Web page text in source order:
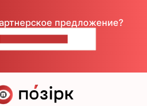
предложение?